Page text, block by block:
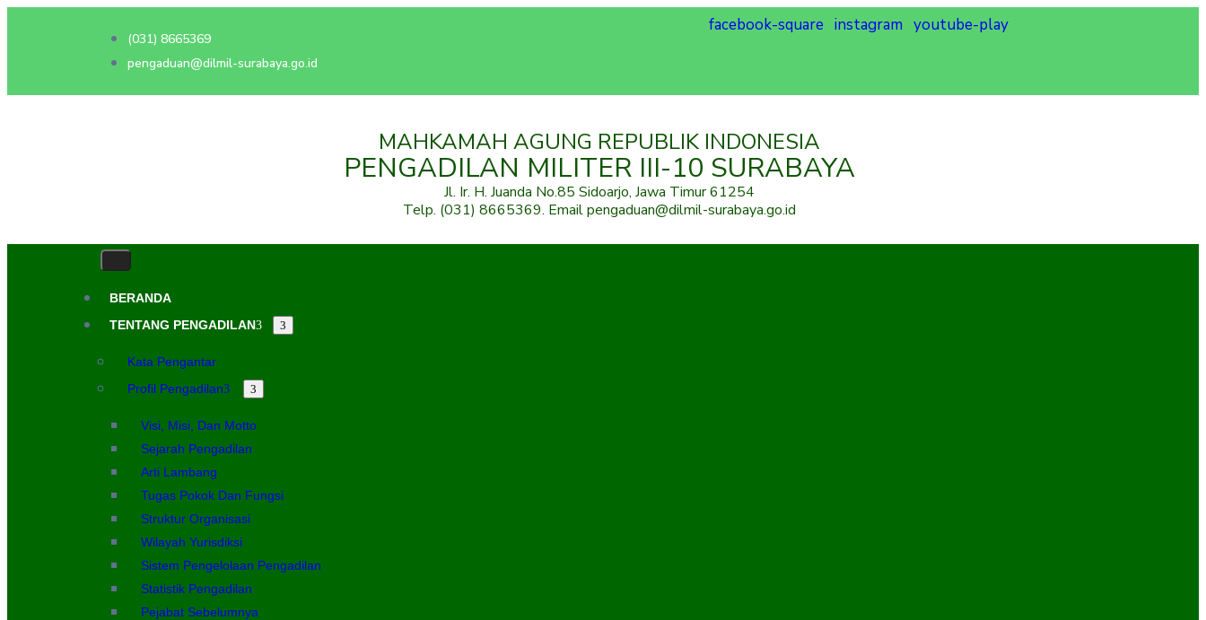
(031) 8665369
pengaduan@dilmil-surabaya.go.id
facebook-square instagram youtube-play
MAHKAMAH AGUNG REPUBLIK INDONESIA
PENGADILAN MILITER III-10 SURABAYA
Jl. Ir. H. Juanda No.85 Sidoarjo, Jawa Timur 61254
Telp. (031) 8665369. Email pengaduan@dilmil-surabaya.go.id
BERANDA
TENTANG PENGADILAN
Kata Pengantar
Profil Pengadilan
Visi, Misi, Dan Motto
Sejarah Pengadilan
Arti Lambang
Tugas Pokok Dan Fungsi
Struktur Organisasi
Wilayah Yurisdiksi
Sistem Pengelolaan Pengadilan
Statistik Pengadilan
Pejabat Sebelumnya